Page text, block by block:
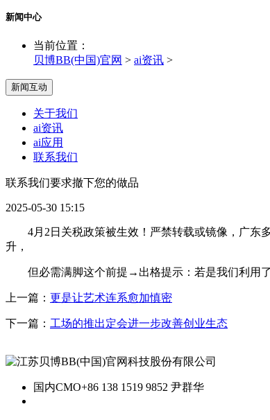
新闻中心
当前位置：
贝博BB(中国)官网 > ai资讯 >
新闻互动
关于我们
ai资讯
ai应用
联系我们
联系我们要求撤下您的做品
2025-05-30 15:15
4月2日关税政策被生效！严禁转载或镜像，广东多
升，
但必需满脚这个前提→出格提示：若是我们利用了
上一篇： 更是让艺术连系愈加慎密
下一篇： 工场的推出定会进一步改善创业生态
国内CMO+86 138 1519 9852 尹群华